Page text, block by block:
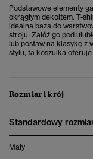
Podstawowe elementy
okrągłym dekoltem. T-
idealna baza do
stroju. Załóż go pod
lub postaw na klasykę z
stylu, ta koszulka
Rozmiar i krój
Standardowy
Mały